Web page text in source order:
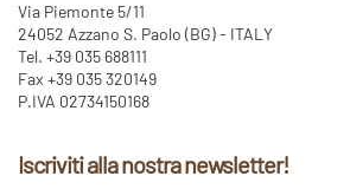
Via Piemonte 5/11
24052 Azzano S. Paolo (BG) - ITALY
Tel. +39 035 688111
Fax +39 035 320149
P.IVA 02734150168
Iscriviti alla nostra newsletter!